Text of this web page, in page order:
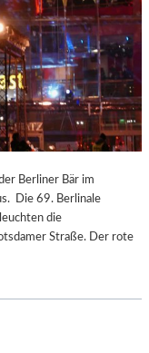
Berliner Bär im
Die 69. Berlinale
die
Straße. Der rote